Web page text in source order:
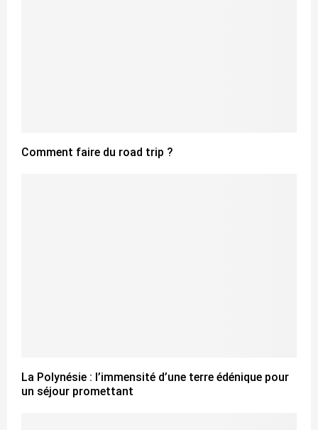
Comment faire du road trip ?
La Polynésie : l’immensité d’une terre édénique pour
un séjour promettant